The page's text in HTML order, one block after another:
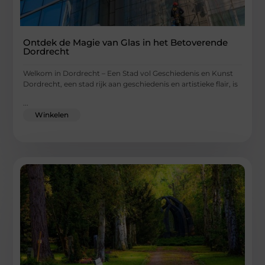
Ontdek de Magie van Glas in het Betoverende
Dordrecht
Welkom in Dordrecht – Een Stad vol Geschiedenis en Kunst
Dordrecht, een stad rijk aan geschiedenis en artistieke flair, is
...
Winkelen